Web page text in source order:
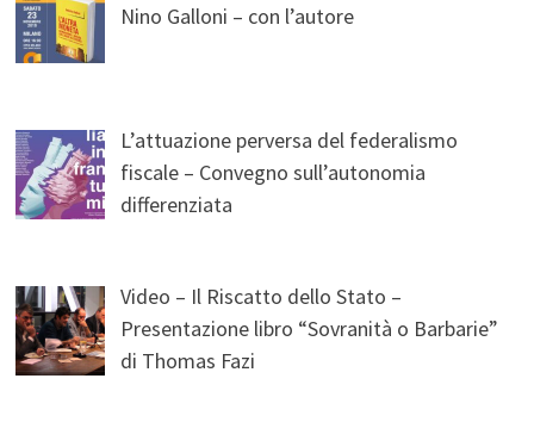
Nino Galloni – con l’autore
L’attuazione perversa del federalismo
fiscale – Convegno sull’autonomia
differenziata
Video – Il Riscatto dello Stato –
Presentazione libro “Sovranità o Barbarie”
di Thomas Fazi